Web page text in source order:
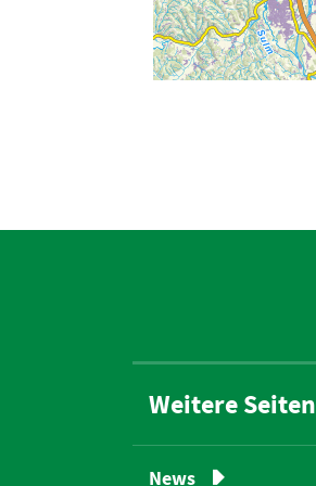
Weitere Seiten
News 